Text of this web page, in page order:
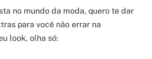
no mundo da moda, quero te dar
para você não errar na
look, olha só: